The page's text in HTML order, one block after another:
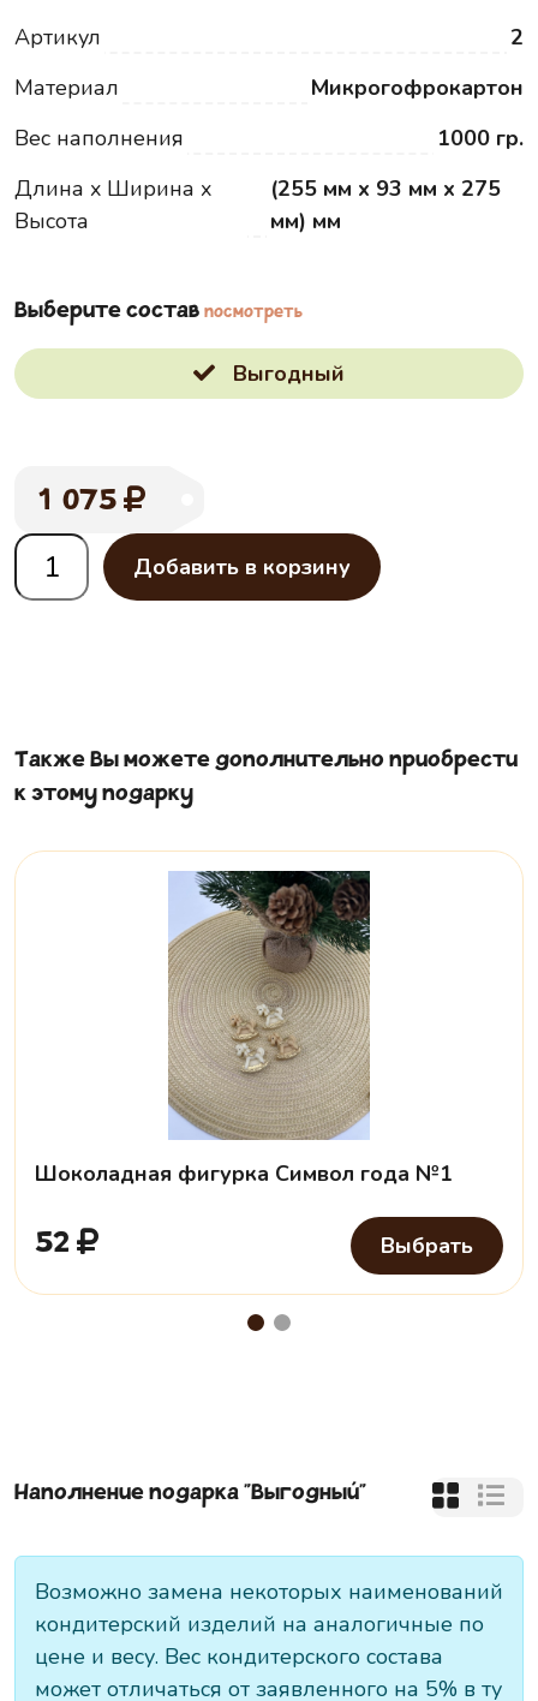
Артикул
2
Материал
Микрогофрокартон
Вес наполнения
1000 гр.
Длина x Ширина x
Высота
(255 мм x 93 мм x 275
мм) мм
Выберите состав посмотреть
Выгодный
1 075
Добавить в корзину
Также Вы можете дополнительно приобрести
к этому подарку
Шоколадная фигурка Символ года №1
52 Выбрать
Наполнение подарка "Выгодный"
Возможно замена некоторых наименований
кондитерский изделий на аналогичные по
цене и весу. Вес кондитерского состава
может отличаться от заявленного на 5% в ту